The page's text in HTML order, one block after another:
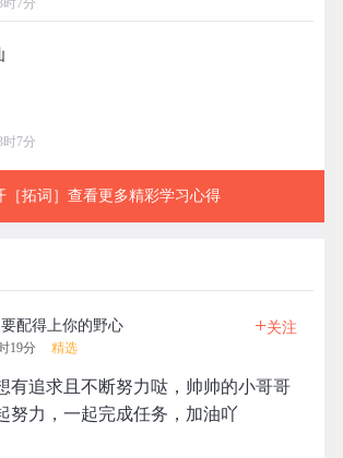
时7分
时7分
［拓词］查看更多精彩学习心得
配得上你的野心
19分 精选
+关注
有追求且不断努力哒，帅帅的小哥哥
努力，一起完成任务，加油吖